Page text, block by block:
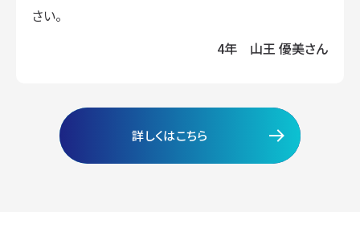
さい。
4年 山王 優美さん
詳しくはこちら